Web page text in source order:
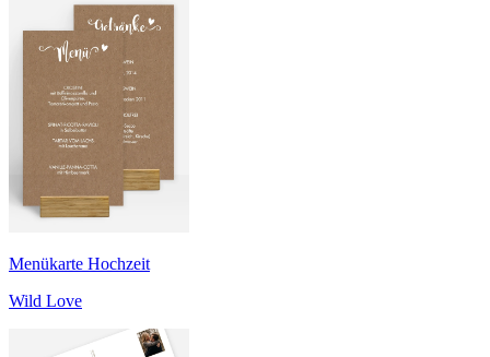
Menükarte Hochzeit
Wild Love